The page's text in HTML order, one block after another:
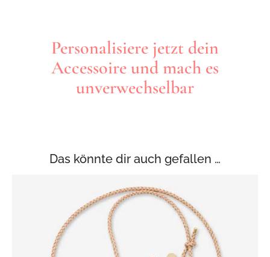
Personalisiere jetzt dein
Accessoire und mach es
unverwechselbar
Das könnte dir auch gefallen …